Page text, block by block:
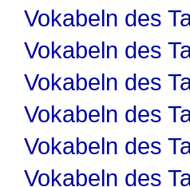
Vokabeln des
Vokabeln des
Vokabeln des
Vokabeln des
Vokabeln des
Vokabeln des